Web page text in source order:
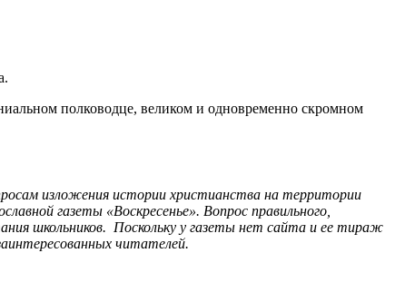
полководце, великом и одновременно скромном
изложения истории христианства на территории
газеты «Воскресенье». Вопрос правильного,
школьников. Поскольку у газеты нет сайта и ее тираж
читателей.